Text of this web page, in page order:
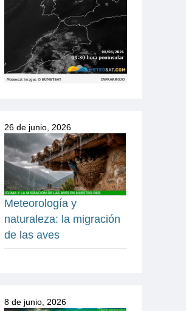
26 de junio, 2026
Meteorología y
naturaleza: la migración
de las aves
8 de junio, 2026